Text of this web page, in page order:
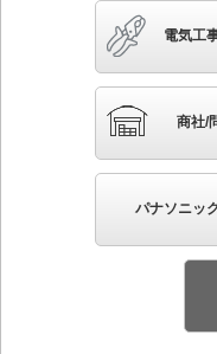
か
天井直付型・壁直
建築化照明器具 連続
売）／L1200タイプ
パネル付型／建築化
（先端
電気工
商社/
パナソニッ